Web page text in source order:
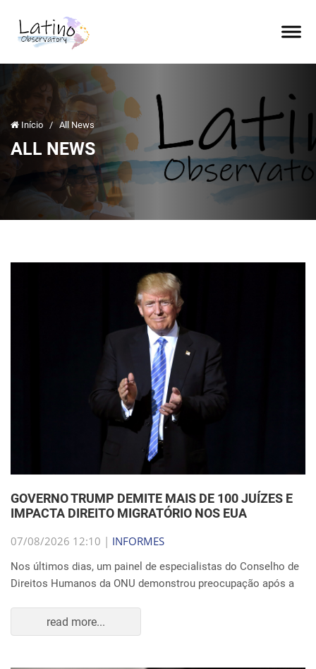
Início / All News
ALL NEWS
GOVERNO TRUMP DEMITE MAIS DE 100 JUÍZES E
IMPACTA DIREITO MIGRATÓRIO NOS EUA
07/08/2026 12:10 | INFORMES
Nos últimos dias, um painel de especialistas do Conselho de
Direitos Humanos da ONU demonstrou preocupação após a
read more...